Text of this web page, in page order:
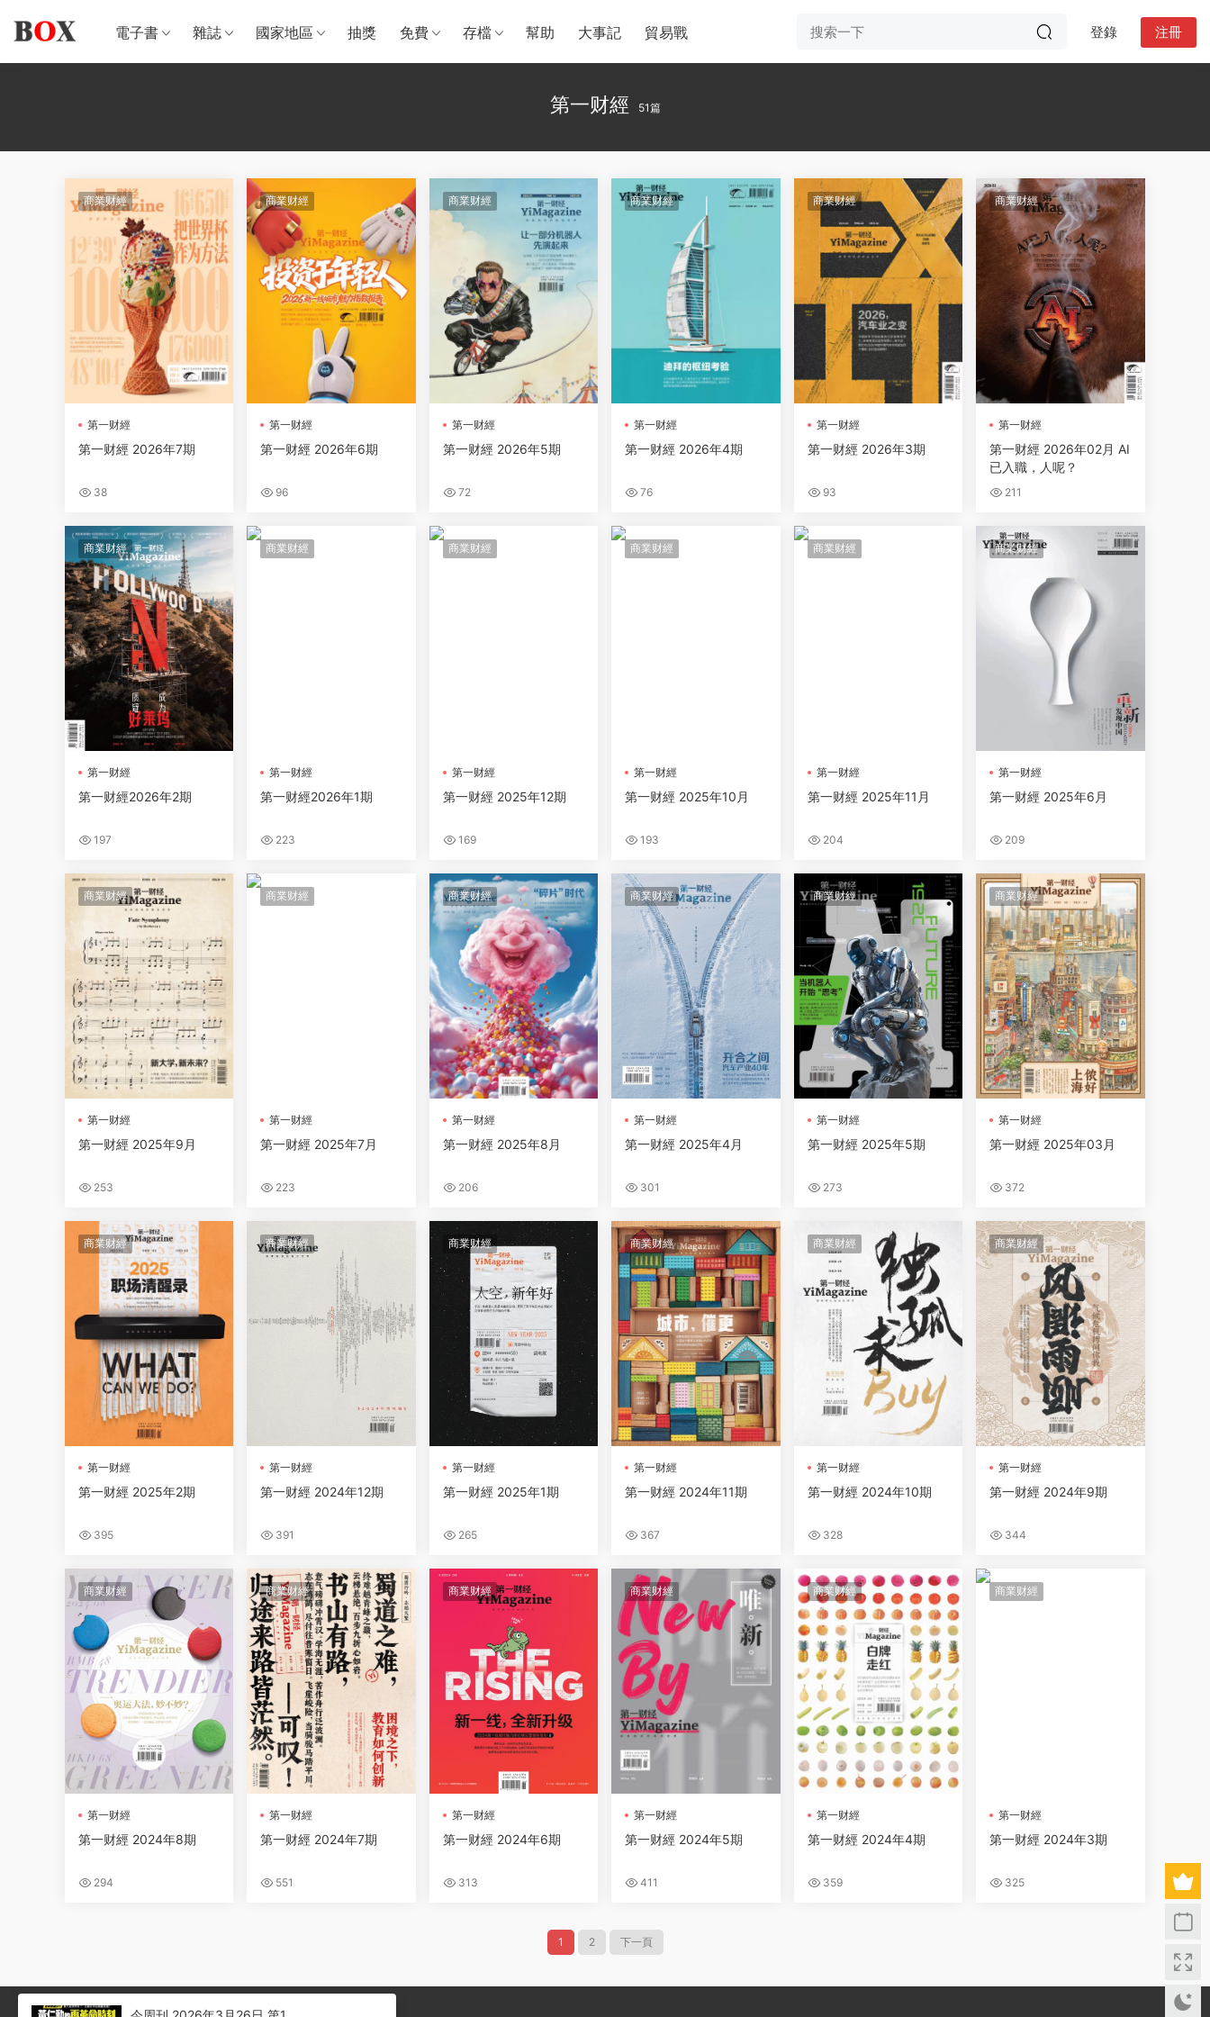
電子書 雜誌 國家地區 抽獎 免費 存檔 幫助 大事記 貿易戰 登錄 注冊
第一财經 51篇
商業财經
第一财經
第一财經 2026年7期
38
商業财經
第一财經
第一财經 2026年6期
96
商業财經
第一财經
第一财經 2026年5期
72
商業财經
第一财經
第一财經 2026年4期
76
商業财經
第一财經
第一财經 2026年3期
93
商業财經
第一财經
第一财經 2026年02月 AI
已入職，人呢？
211
商業财經
第一财經
第一财經2026年2期
197
商業财經
第一财經
第一财經2026年1期
223
商業财經
第一财經
第一财經 2025年12期
169
商業财經
第一财經
第一财經 2025年10月
193
商業财經
第一财經
第一财經 2025年11月
204
商業财經
第一财經
第一财經 2025年6月
209
商業财經
第一财經
第一财經 2025年9月
253
商業财經
第一财經
第一财經 2025年7月
223
商業财經
第一财經
第一财經 2025年8月
206
商業财經
第一财經
第一财經 2025年4月
301
商業财經
第一财經
第一财經 2025年5期
273
商業财經
第一财經
第一财經 2025年03月
372
商業财經
第一财經
第一财經 2025年2期
395
商業财經
第一财經
第一财經 2024年12期
391
商業财經
第一财經
第一财經 2025年1期
265
商業财經
第一财經
第一财經 2024年11期
367
商業财經
第一财經
第一财經 2024年10期
328
商業财經
第一财經
第一财經 2024年9期
344
商業财經
第一财經
第一财經 2024年8期
294
商業财經
第一财經
第一财經 2024年7期
551
商業财經
第一财經
第一财經 2024年6期
313
商業财經
第一财經
第一财經 2024年5期
411
商業财經
第一财經
第一财經 2024年4期
359
商業财經
第一财經
第一财經 2024年3期
325
1 2 下一頁